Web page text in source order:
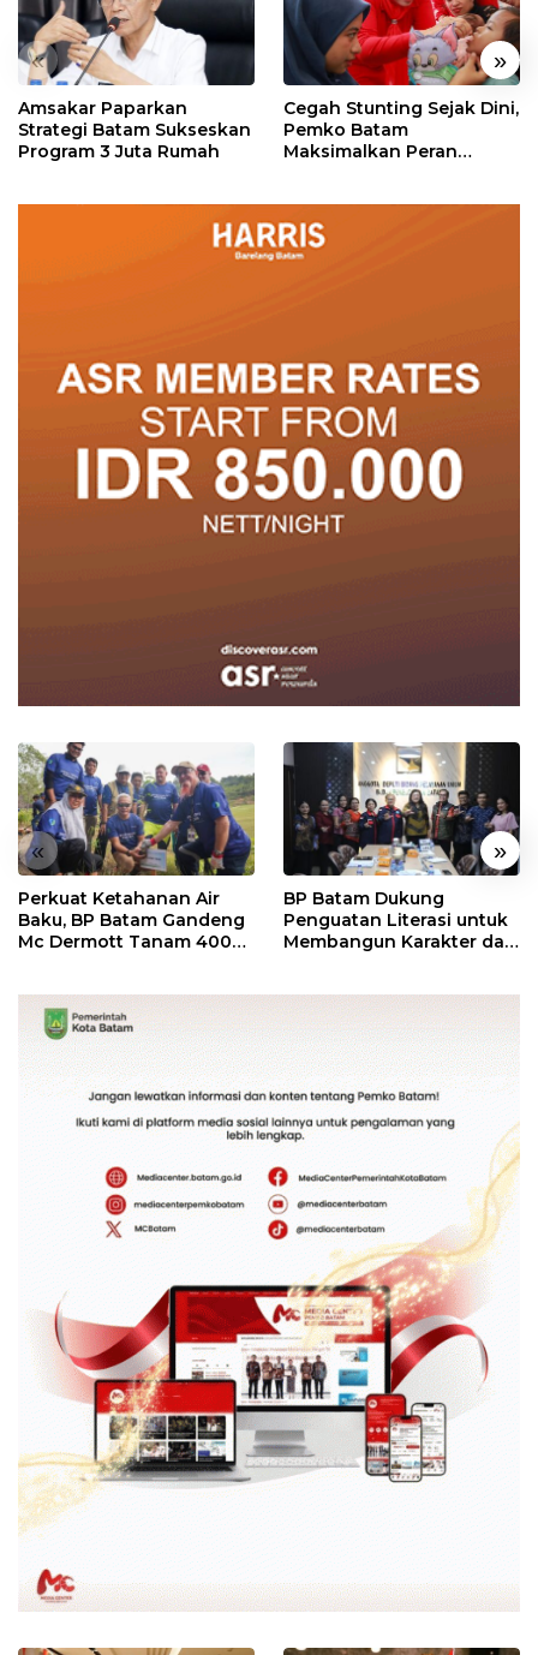
« »
Amsakar Paparkan
Strategi Batam Sukseskan
Program 3 Juta Rumah
Cegah Stunting Sejak Dini,
Pemko Batam
Maksimalkan Peran
« »
Perkuat Ketahanan Air
Baku, BP Batam Gandeng
Mc Dermott Tanam 400
BP Batam Dukung
Penguatan Literasi untuk
Membangun Karakter dan